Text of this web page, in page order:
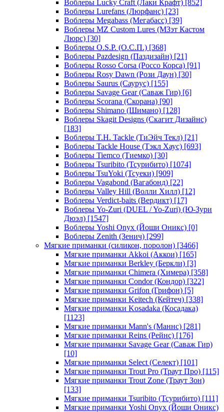
Воблеры Lucky Craft (Лаки Крафт) [852]
Воблеры Lurefans (Люрфанс) [23]
Воблеры Megabass (Мегабасс) [39]
Воблеры MZ Custom Lures (МЗэт Кастом
Люрс) [30]
Воблеры O.S.P. (О.С.П.) [368]
Воблеры Pazdesign (Паздизайн) [21]
Воблеры Rosso Corsa (Россо Корса) [91]
Воблеры Rosy Dawn (Рози Даун) [30]
Воблеры Saurus (Саурус) [155]
Воблеры Savage Gear (Саваж Гир) [6]
Воблеры Scorana (Скорана) [90]
Воблеры Shimano (Шимано) [128]
Воблеры Skagit Designs (Скагит Дизайнс)
[183]
Воблеры T.H. Tackle (ТиЭйч Текл) [21]
Воблеры Tackle House (Тэкл Хаус) [693]
Воблеры Tiemco (Тиемко) [30]
Воблеры Tsuribito (Тсурибито) [1074]
Воблеры TsuYoki (Тсуеки) [909]
Воблеры Vagabond (Вагабонд) [22]
Воблеры Valley Hill (Волли Хилл) [12]
Воблеры Verdict-baits (Вердикт) [17]
Воблеры Yo-Zuri (DUEL / Yo-Zuri) (Ю-Зури
Дюэл) [1547]
Воблеры Yoshi Onyx (Йоши Оникс) [0]
Воблеры Zenith (Зенич) [299]
Мягкие приманки (силикон, поролон) [3466]
Мягкие приманки Akkoi (Аккои) [165]
Мягкие приманки Berkley (Беркли) [3]
Мягкие приманки Chimera (Химера) [358]
Мягкие приманки Condor (Кондор) [322]
Мягкие приманки Grifon (Грифон) [5]
Мягкие приманки Keitech (Кейтеч) [338]
Мягкие приманки Kosadaka (Косадака)
[1123]
Мягкие приманки Mann's (Маннс) [281]
Мягкие приманки Reins (Рейнс) [176]
Мягкие приманки Savage Gear (Саваж Гир)
[10]
Мягкие приманки Select (Селект) [101]
Мягкие приманки Trout Pro (Траут Про) [115]
Мягкие приманки Trout Zone (Траут Зон)
[133]
Мягкие приманки Tsuribito (Тсурибито) [111]
Мягкие приманки Yoshi Onyx (Йоши Оникс)